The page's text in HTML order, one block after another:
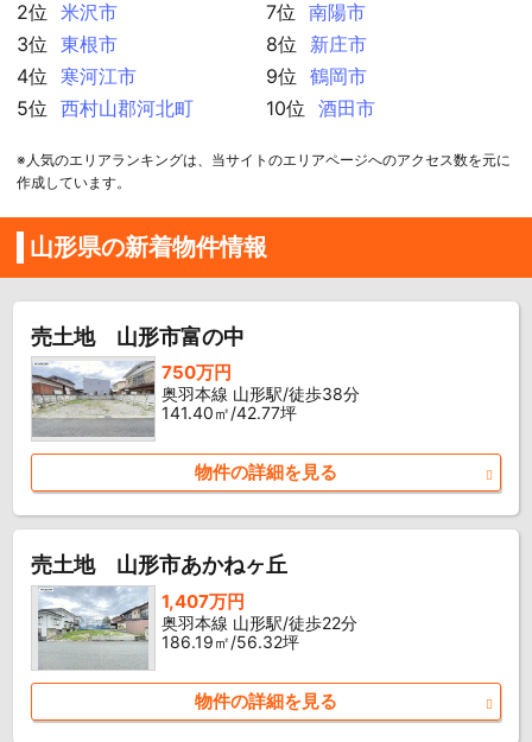
2位
米沢市
3位
東根市
4位
寒河江市
5位
西村山郡河北町
7位
南陽市
8位
新庄市
9位
鶴岡市
10位
酒田市
※人気のエリアランキングは、当サイトのエリアページへのアクセス数を元に
作成しています。
山形県の新着物件情報
売土地 山形市富の中
750万円
奥羽本線 山形駅/徒歩38分
141.40㎡/42.77坪
物件の詳細を見る
売土地 山形市あかねヶ丘
1,407万円
奥羽本線 山形駅/徒歩22分
186.19㎡/56.32坪
物件の詳細を見る